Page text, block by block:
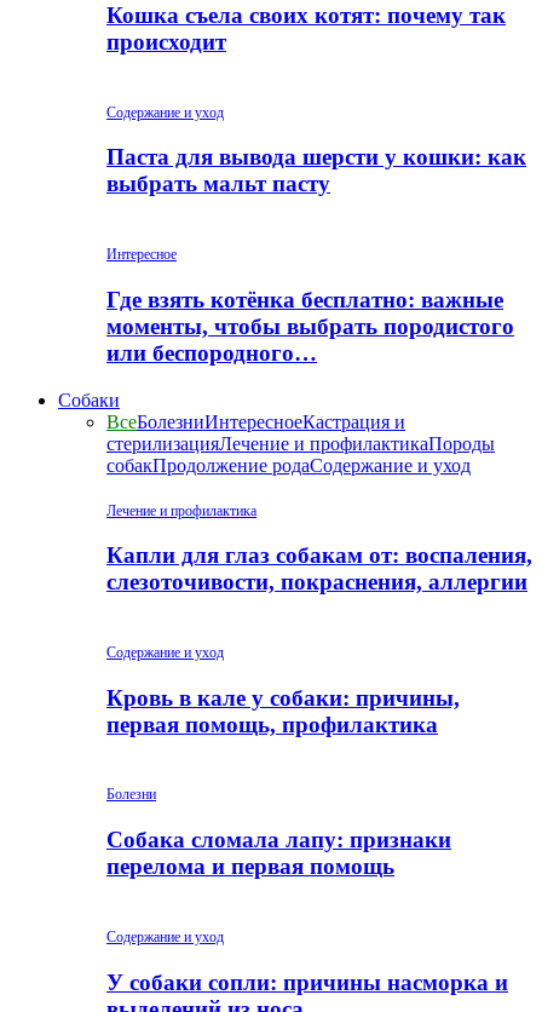
Кошка съела своих котят: почему так
происходит
Содержание и уход
Паста для вывода шерсти у кошки: как
выбрать мальт пасту
Интересное
Где взять котёнка бесплатно: важные
моменты, чтобы выбрать породистого
или беспородного…
Собаки
ВсеБолезниИнтересноеКастрация и
стерилизацияЛечение и профилактикаПороды
собакПродолжение родаСодержание и уход
Лечение и профилактика
Капли для глаз собакам от: воспаления,
слезоточивости, покраснения, аллергии
Содержание и уход
Кровь в кале у собаки: причины,
первая помощь, профилактика
Болезни
Собака сломала лапу: признаки
перелома и первая помощь
Содержание и уход
У собаки сопли: причины насморка и